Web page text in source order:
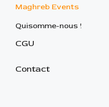
Maghreb Events
Quisomme-nous !
CGU
Contact